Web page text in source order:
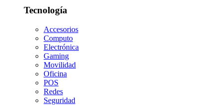
Tecnología
Accesorios
Computo
Electrónica
Gaming
Movilidad
Oficina
POS
Redes
Seguridad